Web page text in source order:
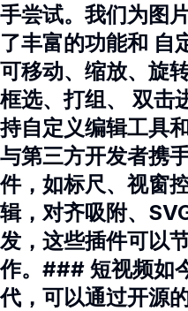
手尝试。我们为图
了丰富的功能和 自
可移动、缩放、旋
框选、打组、 双击
持自定义编辑工具
与第三方开发者携
件，如标尺、视窗
辑，对齐吸附、
发，这些插件可以
作。### 短视频如
代，可以通过开源